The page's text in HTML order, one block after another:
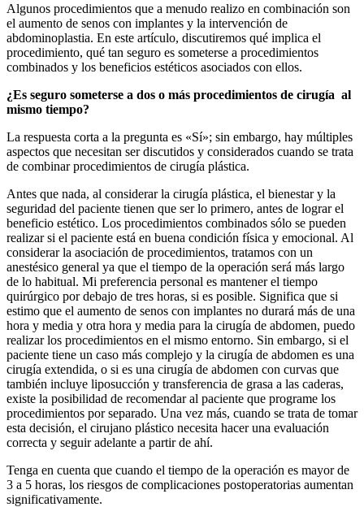
Algunos procedimientos que a menudo realizo en combinación son
el aumento de senos con implantes y la intervención de
abdominoplastia. En este artículo, discutiremos qué implica el
procedimiento, qué tan seguro es someterse a procedimientos
combinados y los beneficios estéticos asociados con ellos.
¿Es seguro someterse a dos o más procedimientos de cirugía al
mismo tiempo?
La respuesta corta a la pregunta es «Sí»; sin embargo, hay múltiples
aspectos que necesitan ser discutidos y considerados cuando se trata
de combinar procedimientos de cirugía plástica.
Antes que nada, al considerar la cirugía plástica, el bienestar y la
seguridad del paciente tienen que ser lo primero, antes de lograr el
beneficio estético. Los procedimientos combinados sólo se pueden
realizar si el paciente está en buena condición física y emocional. Al
considerar la asociación de procedimientos, tratamos con un
anestésico general ya que el tiempo de la operación será más largo
de lo habitual. Mi preferencia personal es mantener el tiempo
quirúrgico por debajo de tres horas, si es posible. Significa que si
estimo que el aumento de senos con implantes no durará más de una
hora y media y otra hora y media para la cirugía de abdomen, puedo
realizar los procedimientos en el mismo entorno. Sin embargo, si el
paciente tiene un caso más complejo y la cirugía de abdomen es una
cirugía extendida, o si es una cirugía de abdomen con curvas que
también incluye liposucción y transferencia de grasa a las caderas,
existe la posibilidad de recomendar al paciente que programe los
procedimientos por separado. Una vez más, cuando se trata de tomar
esta decisión, el cirujano plástico necesita hacer una evaluación
correcta y seguir adelante a partir de ahí.
Tenga en cuenta que cuando el tiempo de la operación es mayor de
3 a 5 horas, los riesgos de complicaciones postoperatorias aumentan
significativamente.